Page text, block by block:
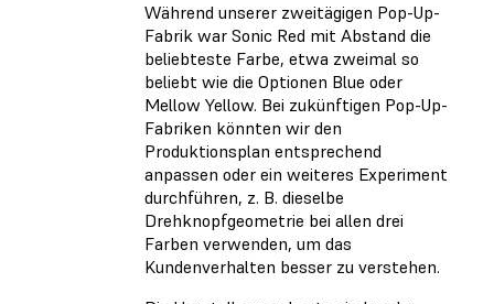
Während unserer zweitägigen Pop-Up-
Fabrik war Sonic Red mit Abstand die
beliebteste Farbe, etwa zweimal so
beliebt wie die Optionen Blue oder
Mellow Yellow. Bei zukünftigen Pop-Up-
Fabriken könnten wir den
Produktionsplan entsprechend
anpassen oder ein weiteres Experiment
durchführen, z. B. dieselbe
Drehknopfgeometrie bei allen drei
Farben verwenden, um das
Kundenverhalten besser zu verstehen.